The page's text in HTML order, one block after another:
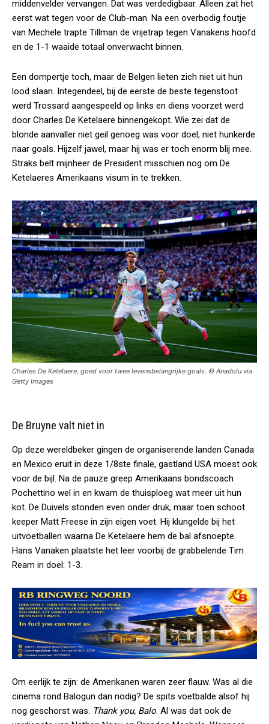
middenvelder vervangen. Dat was verdedigbaar. Alleen zat het
eerst wat tegen voor de Club-man. Na een overbodig foutje
van Mechele trapte Tillman de vrijetrap tegen Vanakens hoofd
en de 1-1 waaide totaal onverwacht binnen.
Een dompertje toch, maar de Belgen lieten zich niet uit hun
lood slaan. Integendeel, bij de eerste de beste tegenstoot
werd Trossard aangespeeld op links en diens voorzet werd
door Charles De Ketelaere binnengekopt. Wie zei dat de
blonde aanvaller niet geil genoeg was voor doel, niet hunkerde
naar goals. Hijzelf jawel, maar hij was er toch enorm blij mee.
Straks belt mijnheer de President misschien nog om De
Ketelaeres Amerikaans visum in te trekken.
Charles De Ketelaere, goed voor twee levensbelangrijke goals. © Anadolu via
Getty Images
De Bruyne valt niet in
Op deze wereldbeker gingen de organiserende landen Canada
en Mexico eruit in deze 1/8ste finale, gastland USA moest ook
voor de bijl. Na de pauze greep Amerikaans bondscoach
Pochettino wel in en kwam de thuisploeg wat meer uit hun
kot. De Duivels stonden even onder druk, maar toen schoot
keeper Matt Freese in zijn eigen voet. Hij klungelde bij het
uitvoetballen waarna De Ketelaere hem de bal afsnoepte.
Hans Vanaken plaatste het leer voorbij de grabbelende Tim
Ream in doel: 1-3.
Om eerlijk te zijn: de Amerikanen waren zeer flauw. Was al die
cinema rond Balogun dan nodig? De spits voetbalde alsof hij
nog geschorst was. Thank you, Balo . Al was dat ook de